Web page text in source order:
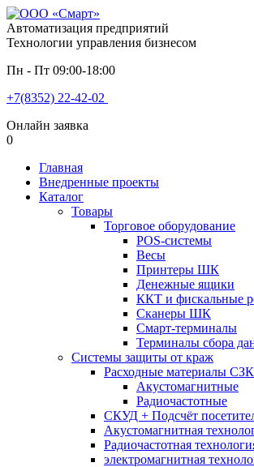
Автоматизация предприятий
Технологии управления бизнесом
Пн - Пт 09:00-18:00
+7(8352) 22-42-02
Онлайн заявка
0
Главная
Внедренные проекты
Каталог
Товары
Торговое оборудование
POS-системы
Весы
Принтеры ШК
Денежные ящики
ККТ и фискальные
Сканеры ШК
Смарт-терминалы
Терминалы сбора
Системы защиты от краж
Расходные материалы СЗК
Акустомагнитные
Радиочастотные
СКУД + Подсчёт
Акустомагнитная
Радиочастотная
электромагнитная